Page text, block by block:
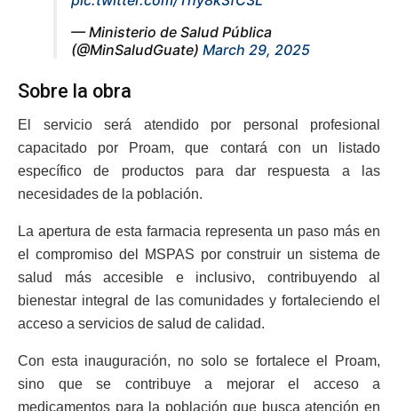
— Ministerio de Salud Pública
(@MinSaludGuate) March 29, 2025
Sobre la obra
El servicio será atendido por personal profesional
capacitado por Proam, que contará con un listado
específico de productos para dar respuesta a las
necesidades de la población.
La apertura de esta farmacia representa un paso más en
el compromiso del MSPAS por construir un sistema de
salud más accesible e inclusivo, contribuyendo al
bienestar integral de las comunidades y fortaleciendo el
acceso a servicios de salud de calidad.
Con esta inauguración, no solo se fortalece el Proam,
sino que se contribuye a mejorar el acceso a
medicamentos para la población que busca atención en